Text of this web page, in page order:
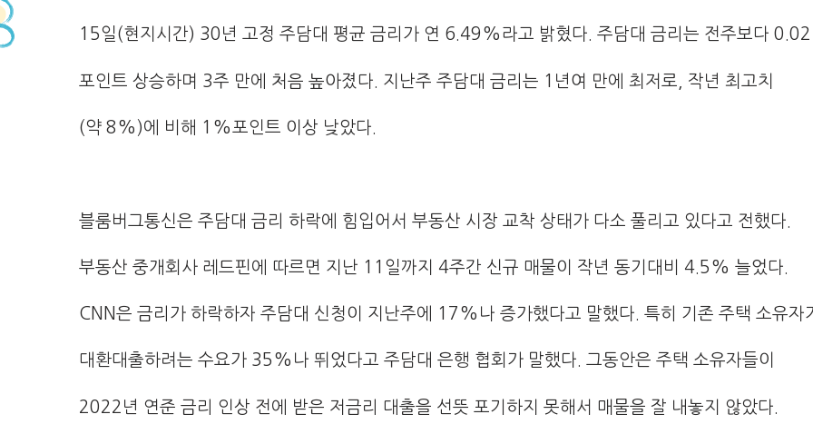
15일(현지시간) 30년 고정 주담대 평균 금리가 연 6.49%라고 밝혔다. 주담대 금리는 전주보다
포인트 상승하며 3주 만에 처음 높아졌다. 지난주 주담대 금리는 1년여 만에 최저로, 작년 최고치
(약 8%)에 비해 1%포인트 이상 낮았다.
블룸버그통신은 주담대 금리 하락에 힘입어서 부동산 시장 교착 상태가 다소 풀리고 있다고 전했다.
부동산 중개회사 레드핀에 따르면 지난 11일까지 4주간 신규 매물이 작년 동기대비 4.5% 늘었다.
CNN은 금리가 하락하자 주담대 신청이 지난주에 17%나 증가했다고 말했다. 특히 기존 주택 소유자
대환대출하려는 수요가 35%나 뛰었다고 주담대 은행 협회가 말했다. 그동안은 주택 소유자들이
2022년 연준 금리 인상 전에 받은 저금리 대출을 선뜻 포기하지 못해서 매물을 잘 내놓지 않았다.